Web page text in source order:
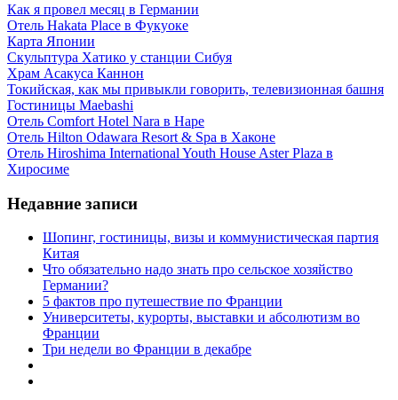
Как я провел месяц в Германии
Отель Hakata Place в Фукуоке
Карта Японии
Скульптура Хатико у станции Сибуя
Храм Асакуса Каннон
Токийская, как мы привыкли говорить, телевизионная башня
Гостиницы Maebashi
Отель Comfort Hotel Nara в Наре
Отель Hilton Odawara Resort & Spa в Хаконе
Отель Hiroshima International Youth House Aster Plaza в
Хиросиме
Недавние записи
Шопинг, гостиницы, визы и коммунистическая партия
Китая
Что обязательно надо знать про сельское хозяйство
Германии?
5 фактов про путешествие по Франции
Университеты, курорты, выставки и абсолютизм во
Франции
Три недели во Франции в декабре